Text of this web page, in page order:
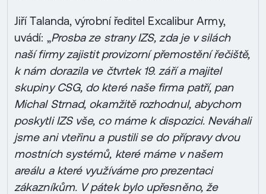
Jiří Talanda, výrobní ředitel Excalibur Army,
uvádí: „Prosba ze strany IZS, zda je v silách
naší firmy zajistit provizorní přemostění řečiště,
k nám dorazila ve čtvrtek 19. září a majitel
skupiny CSG, do které naše firma patří, pan
Michal Strnad, okamžitě rozhodnul, abychom
poskytli IZS vše, co máme k dispozici. Neváhali
jsme ani vteřinu a pustili se do přípravy dvou
mostních systémů, které máme v našem
areálu a které využíváme pro prezentaci
zákazníkům. V pátek bylo upřesněno, že